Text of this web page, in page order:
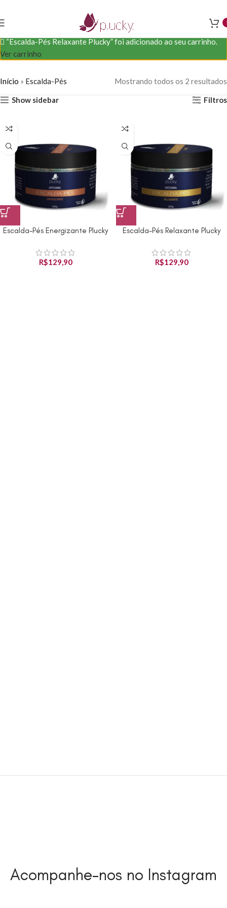
“Escalda-Pés Relaxante Plucky” foi adicionado ao seu carrinho.
Ver carrinho
Início » Escalda-Pés Mostrando todos os 2 resultados
Show sidebar Filtros
Escalda-Pés Energizante Plucky
R$129,90
Escalda-Pés Relaxante Plucky
R$129,90
Acompanhe-nos no Instagram